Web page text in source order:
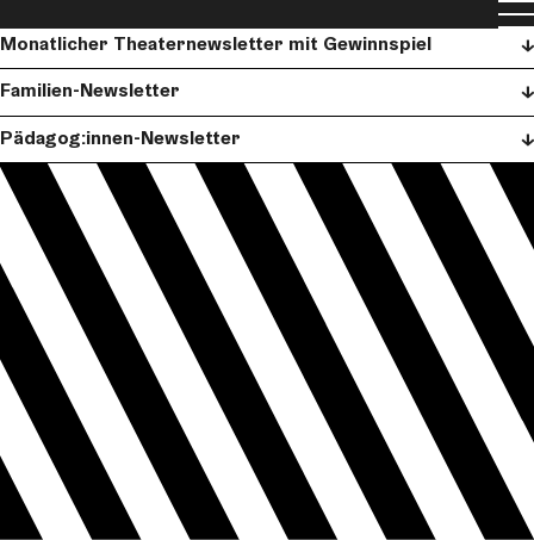
Monatlicher Theaternewsletter mit Gewinnspiel
Familien-Newsletter
Pädagog:innen-Newsletter